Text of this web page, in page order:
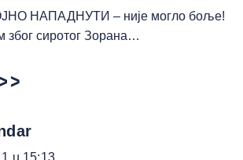
НАПАДНУТИ – није могло боље!
због сиротог Зорана…
u 15:13